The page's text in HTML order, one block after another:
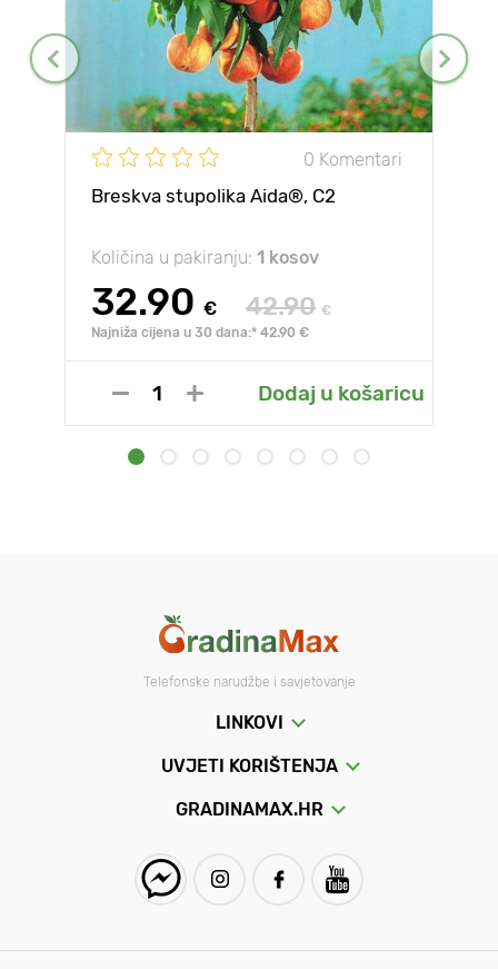
0 Komentari
Breskva stupolika Aida®, C2
Količina u pakiranju: 1 kosov
32.90 € 42.90 €
Najniža cijena u 30 dana:* 42.90 €
Dodaj u košaricu
Telefonske narudžbe i savjetovanje
LINKOVI
UVJETI KORIŠTENJA
GRADINAMAX.HR